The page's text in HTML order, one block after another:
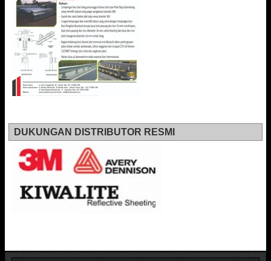
DUKUNGAN DISTRIBUTOR RESMI